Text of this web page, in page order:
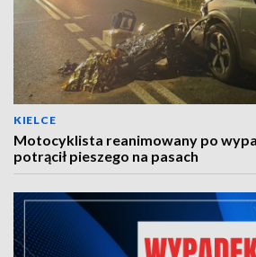
KIELCE
Motocyklista reanimowany po
potrącił pieszego na pasach